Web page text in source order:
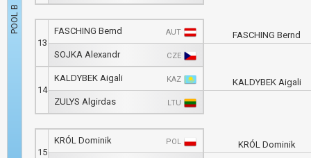
13
FASCHING Bernd AUT
SOJKA Alexandr CZE
14
KALDYBEK Aigali KAZ
ZULYS Algirdas LTU
15
KRÓL Dominik POL
FASCHING Bernd
KALDYBEK Aigali
KRÓL Dominik